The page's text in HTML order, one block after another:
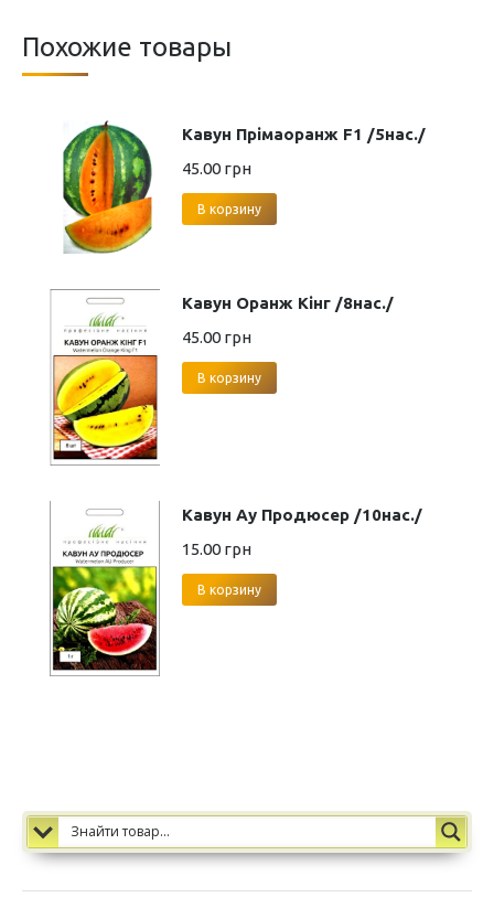
Похожие товары
Кавун Прімаоранж F1 /5нас./
45.00 грн
В корзину
Кавун Оранж Кінг /8нас./
45.00 грн
В корзину
Кавун Ау Продюсер /10нас./
15.00 грн
В корзину